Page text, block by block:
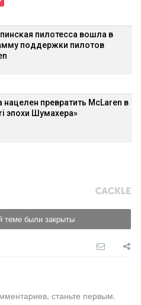
пилотесса вошла в
поддержки пилотов
нацелен превратить McLaren в
эпохи Шумахера»
теме были закрыты
станьте первым.